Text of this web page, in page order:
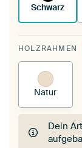
Schwarz
HOLZRAHMEN
Natur
Dein